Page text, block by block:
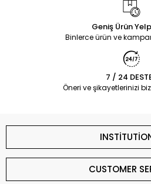
Geniş Ürün
Binlerce ürün ve
7 / 24
Öneri ve şikayetlerinizi
CUSTOMER